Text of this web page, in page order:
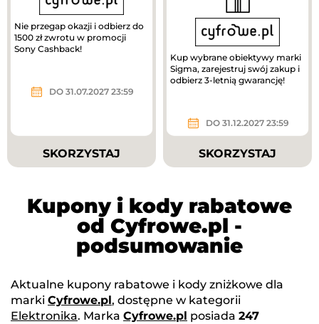
Nie przegap okazji i odbierz do
1500 zł zwrotu w promocji
Sony Cashback!
DO 31.07.2027 23:59
SKORZYSTAJ
Kup wybrane obiektywy marki
Sigma, zarejestruj swój zakup i
odbierz 3-letnią gwarancję!
DO 31.12.2027 23:59
SKORZYSTAJ
Kupony i kody rabatowe
od Cyfrowe.pl -
podsumowanie
Aktualne kupony rabatowe i kody zniżkowe dla
marki Cyfrowe.pl, dostępne w kategorii
Elektronika. Marka Cyfrowe.pl posiada 247